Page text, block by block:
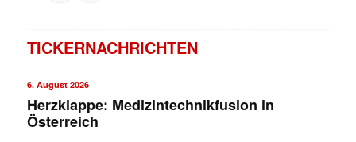
TICKERNACHRICHTEN
6. August 2026
Herzklappe: Medizintechnikfusion in
Österreich